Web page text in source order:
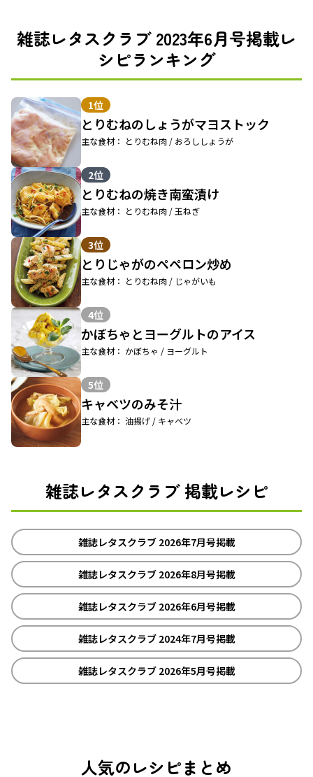
雑誌レタスクラブ 2023年6月号掲載レ
シピランキング
1位
とりむねのしょうがマヨストック
主な食材： とりむね肉 / おろししょうが
2位
とりむねの焼き南蛮漬け
主な食材： とりむね肉 / 玉ねぎ
3位
とりじゃがのペペロン炒め
主な食材： とりむね肉 / じゃがいも
4位
かぼちゃとヨーグルトのアイス
主な食材： かぼちゃ / ヨーグルト
5位
キャベツのみそ汁
主な食材： 油揚げ / キャベツ
雑誌レタスクラブ 掲載レシピ
雑誌レタスクラブ 2026年7月号掲載
雑誌レタスクラブ 2026年8月号掲載
雑誌レタスクラブ 2026年6月号掲載
雑誌レタスクラブ 2024年7月号掲載
雑誌レタスクラブ 2026年5月号掲載
人気のレシピまとめ